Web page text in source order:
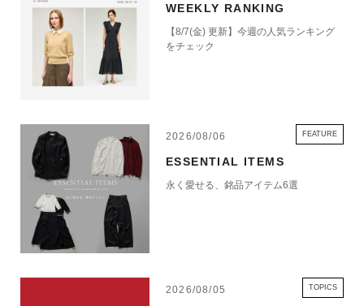
WEEKLY RANKING
【8/7(金) 更新】今週の人気ランキング
をチェック
2026/08/06 FEATURE
ESSENTIAL ITEMS
永く愛せる、銘品アイテム6選
2026/08/05 TOPICS